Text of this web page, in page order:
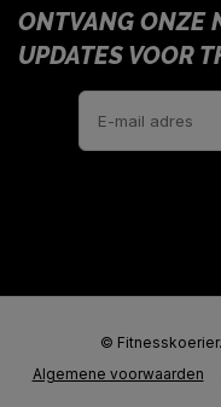
ONTVANG ONZE
UPDATES VOOR
Algemene voorwaarden
©